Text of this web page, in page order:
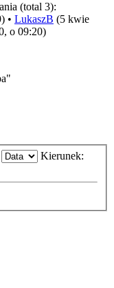
(total 3):
• LukaszB (5 kwie
o 09:20)
Kierunek: